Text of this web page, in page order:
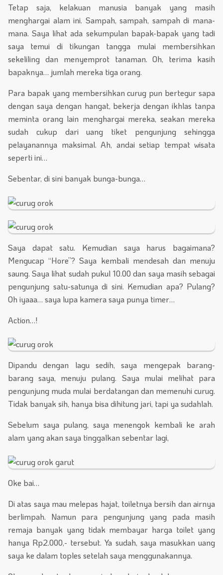
Tetap saja, kelakuan manusia banyak yang masih
menghargai alam ini. Sampah, sampah, sampah di mana-
mana. Saya lihat ada sekumpulan bapak-bapak yang tadi
saya temui di tikungan tangga mulai membersihkan
sekeliling dan menyemprot tanaman. Oh, terima kasih
bapaknya… jumlah mereka tiga orang.
Para bapak yang membersihkan curug pun bertegur sapa
dengan saya dengan hangat, bekerja dengan ikhlas tanpa
meminta orang lain menghargai mereka, seakan mereka
sudah cukup dari uang tiket pengunjung sehingga
pelayanannya maksimal. Ah, andai setiap tempat wisata
seperti ini…
Sebentar, di sini banyak bunga-bunga…
Saya dapat satu. Kemudian saya harus bagaimana?
Mengucap “Hore”? Saya kembali mendesah dan menuju
saung. Saya lihat sudah pukul 10.00 dan saya masih sebagai
pengunjung satu-satunya di sini. Kemudian apa? Pulang?
Oh iyaaa… saya lupa kamera saya punya timer…
Action…!
Dipandu dengan lagu sedih, saya mengepak barang-
barang saya, menuju pulang. Saya mulai melihat para
pengunjung muda mulai berdatangan dan memenuhi curug.
Tidak banyak sih, hanya bisa dihitung jari, tapi ya sudahlah.
Sebelum saya pulang, saya menengok kembali ke arah
alam yang akan saya tinggalkan sebentar lagi,
Oke bai…
Di atas saya mau melepas hajat, toiletnya bersih dan airnya
berlimpah. Namun para pengunjung yang pada masih
remaja banyak yang tidak membayar harga toilet yang
hanya Rp2.000,- tersebut. Ya sudah, saya masukkan uang
saya ke dalam toples setelah saya menggunakannya.